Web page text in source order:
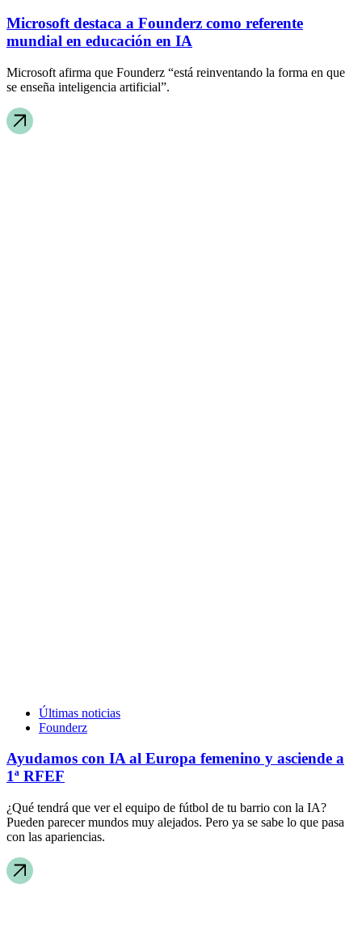
Microsoft destaca a Founderz como referente
mundial en educación en IA
Microsoft afirma que Founderz “está reinventando la forma en que
se enseña inteligencia artificial”.
Últimas noticias
Founderz
Ayudamos con IA al Europa femenino y asciende a
1ª RFEF
¿Qué tendrá que ver el equipo de fútbol de tu barrio con la IA?
Pueden parecer mundos muy alejados. Pero ya se sabe lo que pasa
con las apariencias.